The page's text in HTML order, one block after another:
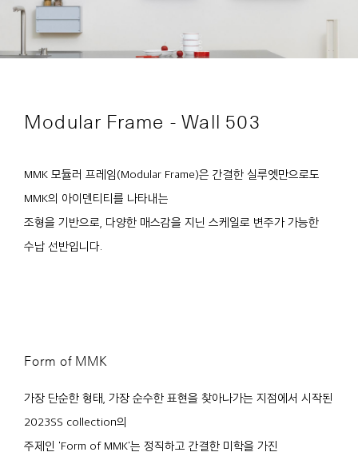
Modular Frame - Wall 503
MMK 모듈러 프레임(Modular Frame)은 간결한 실루엣만으로도
MMK의 아이덴티티를 나타내는
조형을 기반으로, 다양한 매스감을 지닌 스케일로 변주가 가능한
수납 선반입니다.
Form of MMK
가장 단순한 형태, 가장 순수한 표현을 찾아나가는 지점에서 시작된
2023SS collection의
주제인 'Form of MMK'는 정직하고 간결한 미학을 가진